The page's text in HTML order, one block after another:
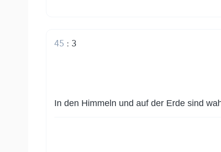
3
:
45
In den Himmeln und auf der Erde sind